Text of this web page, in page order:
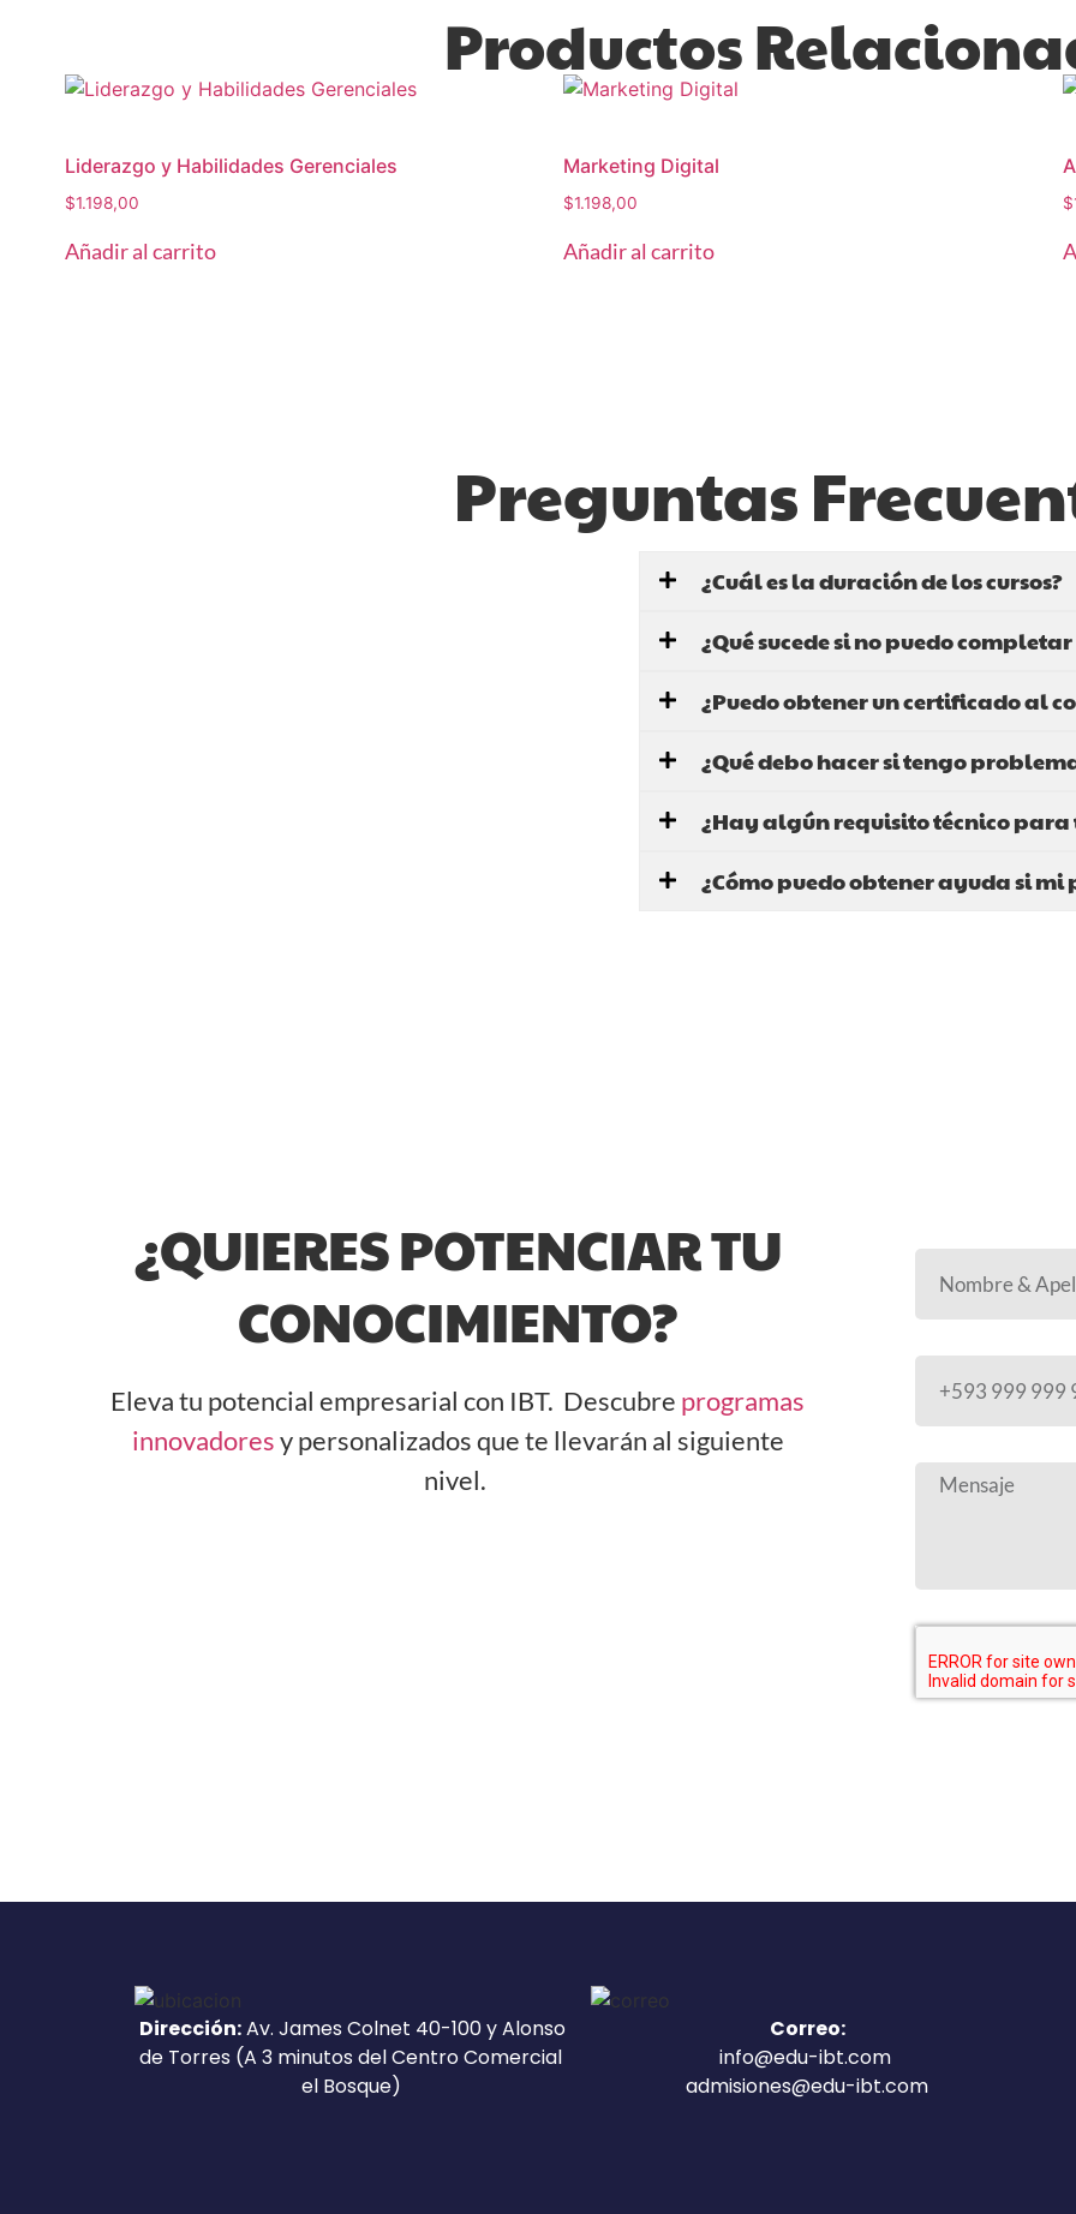
Productos
Liderazgo y Habilidades Gerenciales
$1.198,00
Añadir al carrito
Marketing Digital
$1.198,00
Añadir al carrito
$
Preguntas
¿Cuál es la duración de los cursos?
¿Qué sucede si no puedo
¿Puedo obtener un certificado al
¿Qué debo hacer si tengo
¿Hay algún requisito técnico para
¿Cómo puedo obtener ayuda si
¿QUIERES POTENCIAR TU
CONOCIMIENTO?
Eleva tu potencial empresarial con IBT. Descubre programas
innovadoresy personalizados que te llevarán al siguiente
nivel.
Dirección:Av. James Colnet 40-100 y Alonso
de Torres (A 3 minutos del Centro Comercial
el Bosque)
Correo:
info@edu-ibt.com
admisiones@edu-ibt.com